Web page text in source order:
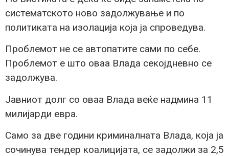
систематското ново задолжување и по
политиката на изолација која ја спроведува.
Проблемот не се автопатите сами по себе.
Проблемот е што оваа Влада секојдневно се
задолжува.
Јавниот долг со оваа Влада веќе надмина 11
милијарди евра.
Само за две години криминалната Влада, која ја
сочинува тендер коалицијата, се задолжи за 2,5